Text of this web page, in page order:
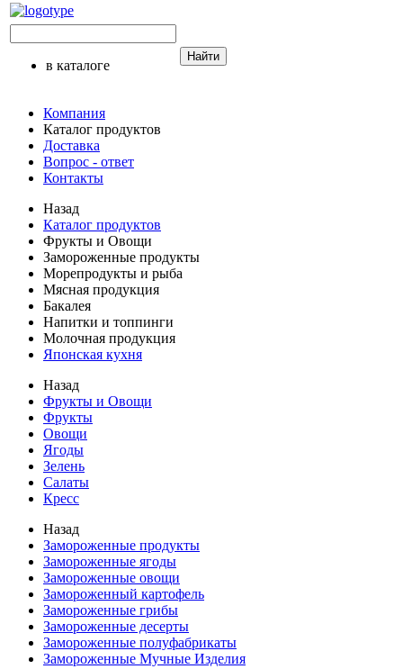
в каталоге
Найти
Компания
Каталог продуктов
Доставка
Вопрос - ответ
Контакты
Назад
Каталог продуктов
Фрукты и Овощи
Замороженные продукты
Морепродукты и рыба
Мясная продукция
Бакалея
Напитки и топпинги
Молочная продукция
Японская кухня
Назад
Фрукты и Овощи
Фрукты
Овощи
Ягоды
Зелень
Салаты
Кресс
Назад
Замороженные продукты
Замороженные ягоды
Замороженные овощи
Замороженный картофель
Замороженные грибы
Замороженные десерты
Замороженные полуфабрикаты
Замороженные Мучные Изделия